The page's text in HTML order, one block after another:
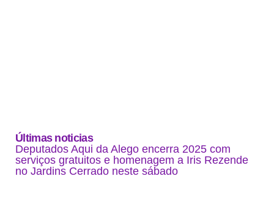
Últimas noticias
Deputados Aqui da Alego encerra 2025 com
serviços gratuitos e homenagem a Iris Rezende
no Jardins Cerrado neste sábado